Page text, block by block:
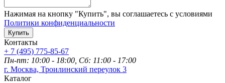
Нажимая на кнопку "Купить", вы соглашаетесь с условиями
Политики конфиденциальности
Купить
Контакты
+ 7 (495) 775-85-67
Пн-пт: 10:00 - 18:00, Сб: 11:00 - 17:00
г. Москва, Троилинский переулок 3
Каталог